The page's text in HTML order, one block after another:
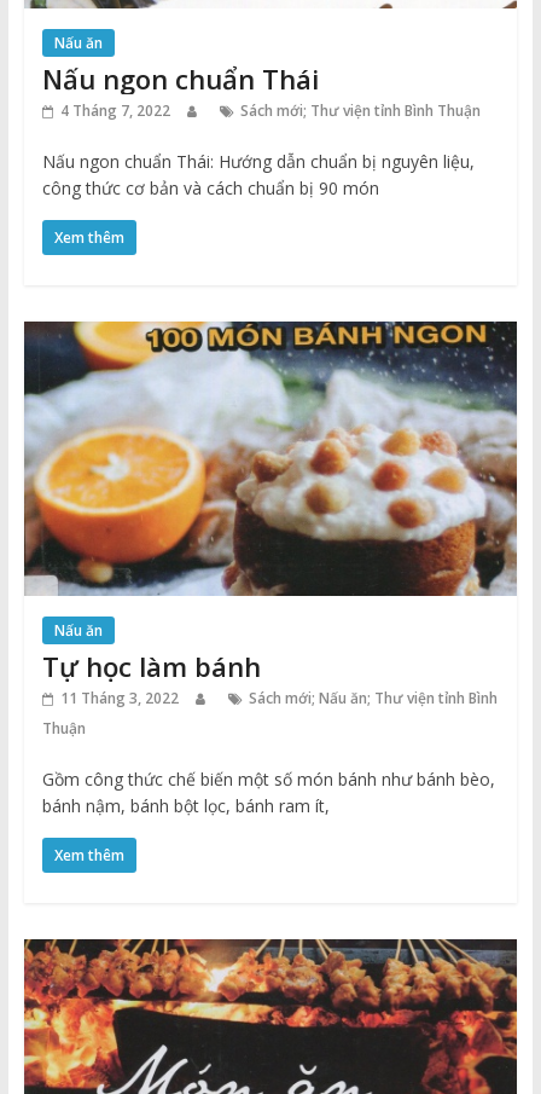
Nấu ăn
Nấu ngon chuẩn Thái
4 Tháng 7, 2022 Sách mới; Thư viện tỉnh Bình Thuận
Nấu ngon chuẩn Thái: Hướng dẫn chuẩn bị nguyên liệu,
công thức cơ bản và cách chuẩn bị 90 món
Xem thêm
Nấu ăn
Tự học làm bánh
11 Tháng 3, 2022
Sách mới; Nấu ăn; Thư viện tỉnh Bình
Thuận
Gồm công thức chế biến một số món bánh như bánh bèo,
bánh nậm, bánh bột lọc, bánh ram ít,
Xem thêm